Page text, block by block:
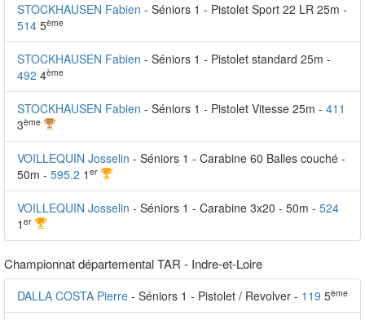
STOCKHAUSEN Fabien - Séniors 1 - Pistolet Sport 22 LR 25m -
514 5ème
STOCKHAUSEN Fabien - Séniors 1 - Pistolet standard 25m -
492 4ème
STOCKHAUSEN Fabien - Séniors 1 - Pistolet Vitesse 25m - 411
3ème
VOILLEQUIN Josselin - Séniors 1 - Carabine 60 Balles couché -
50m - 595.2 1 er
VOILLEQUIN Josselin - Séniors 1 - Carabine 3x20 - 50m - 524
1 er
Championnat départemental TAR - Indre-et-Loire
DALLA COSTA Pierre - Séniors 1 - Pistolet / Revolver - 119 5ème